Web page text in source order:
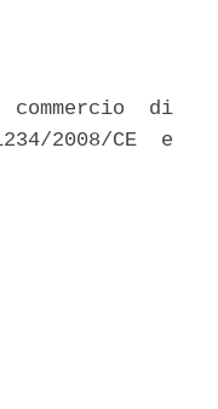
di
2008/CE  e